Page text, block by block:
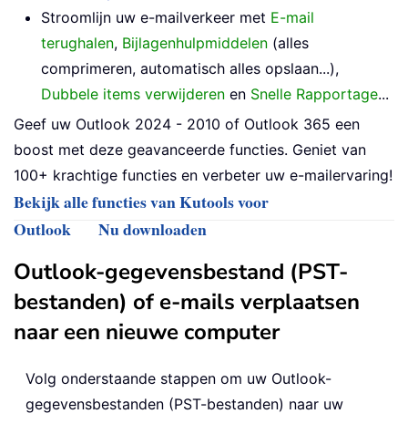
Stroomlijn uw e-mailverkeer met E-mail
terughalen, Bijlagenhulpmiddelen (alles
comprimeren, automatisch alles opslaan...),
Dubbele items verwijderen en Snelle Rapportage...
Geef uw Outlook 2024 - 2010 of Outlook 365 een
boost met deze geavanceerde functies. Geniet van
100+ krachtige functies en verbeter uw e-mailervaring!
Bekijk alle functies van Kutools voor
Outlook
Nu downloaden
Outlook-gegevensbestand (PST-
bestanden) of e-mails verplaatsen
naar een nieuwe computer
Volg onderstaande stappen om uw Outlook-
gegevensbestanden (PST-bestanden) naar uw